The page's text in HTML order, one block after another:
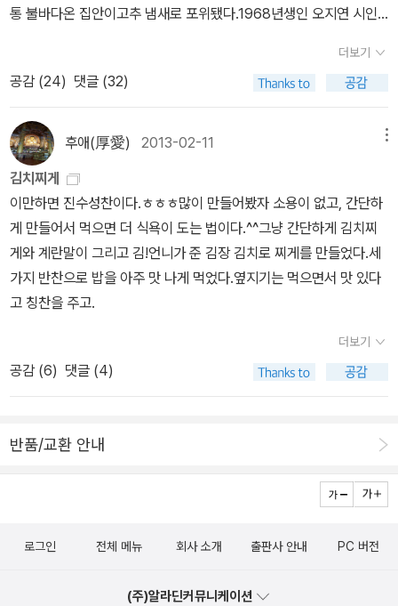
책 제목으로 시를 지으면 어떻겠느냐고 물었어요.책 제목의 글자로
가 김밥이 되었다 하고 치는 치아가 되었다가 치즈가 되었다가 했습
에~'로 미루고.. 책에서는 무술고수 고추 대원의 얼굴이 더 뾰족하고
길쭉한데 규현이는 좀 짤막했습니다.고심을 하며 지은 규현이의 독서
다행시는김- 김치를 먹으려면치- 치아가 튼튼해야돼특- 특별하게공-
공들여서 잘 닦아야 돼대- 대충하지 말고!!고추 대원이 무술고수가 아
니라 치과의사샘이 되신 듯 했어요.^^
완료~~ 아이들이 좋아하는 만화들을 보면 이런 변신은 기본이다. 이
을 따라한다. 여기서 힌트를 얻은 것인가~ 아이들이 좋아하는 방법으
로 김치가 만들어지는 방법을 짧은 글로 귀에 팍팍 들어오게 설명해
놓은 점에 박수를 치고 싶다!!! 김치 특공대는 배탈, 변비,비만으로 고
생하는 친구들에게 출동해서 김치가 가지고 있는 효능으로 문제를 해
결하고 온다! 김치의 좋은 점을 아이들에게 말로 설명하면 무슨 소리
를 하는 건지 도대체 이해가 되지 않는 다는 얼굴로 쳐다볼텐데~ 오
호라~ 이렇게 아이들에게 이야기 해주면 되겠구나. 우리 아이들에게
는 비만,변비는 해당되는 내용이 아니라서 가슴에 팍팍 다가오지는
않겠지만, 배탈은 자주 나는 편이니 배탈나면 김칫국물을 먹어서 직
접 그 효능을 느껴보게 해야겠다. 김치가 이렇게 좋다는 것을 알았으
니~ 이제 김치랑 친해지는 한걸음을 내딛었다고 봐도 되겠지~ <김
치 특공대> 덕에 아이가 김치가 얼마나 좋은 음식인지 알게 되었으니
떡 본 김에 제사 지낸다고 곧바로 김치만들기에 돌입^^ 절임배추랑
~ 양념이 왕창 묻은 곳, 하나도 안 묻은 곳 ~~ 아이들의 솜씨라서 조
치 ~ 아이들이 만든 김치 보이소!!! 마지막으로 <김치 특공대> 를 즐
기는 또 다른 팁(Tip) - 우리 둘째가 찾아낸 것인데 이 책을 볼때마다
할 정도로 재미가 있나보다. 다들 한번 해보시길~~ 보슬보슬 솜처럼
에 있을까요? 손가락에서 광선이 나오고~ 눈에서 불꽃이 나오는
통 불바다​온 집안이​고추 냄새로 포위됐다.1968년생인 오지연 시인
수상한 후 동시를 계속 써오고 있다. 2003년 동시부문 새벗문학상을
비롯해 여러 상을 수상했고 2009년 개정 초초등 국어 교과서에 <버
려진 개들>과 <개날리 플루트>라는 시가 수록되기도 하였다. <김치
담그는 날>은 2013년 12월 2일자 경상일보에 발표한 동시라는데,
출간된 동시집들 중 이 시가 실려 있는 시집은 없었다.2021년 11월 2
0일 토요일. 시댁에서 월동 준비 중 하나인 김장을 했다. 올해는 50
포기. 해마다 이맘때면 한 달 내내 주말마다 김장 품앗이를 다녀야 했
다. 시댁 식구들이 엄마표 김치를 원체 좋아해 집당 30포기에서 80
포기씩(후덜덜) 김장을 했다. 그런데 여자들도 직장 전선에 뛰어들고
어머님이 연로해지면서 하나둘 김장 포기를 선언했고 올해는 우리집
과 막내네만 김치를 담근다. 옆지기와 막내 아가씨는 앞으로 30년 이
상 김장을 할 것 같다. 김치 욕심이 드글드글하고, 엄마표 김장에 목을
매기 때문이다.김치는 속에 들어가는 양념만큼 사랑과 정성이 듬뿍
우 씻어 채 썰기, 갓 씻어 싹둑 썰기, 쪽파 껍질 까서 씻은 후 대가리
다), 배추에 양념 발라 김치통에 차곡차곡 쌓기, 김치통들 김치냉장고
에 넣기. 여기까지는 내가 본 과정이다. 그러나 이 과정에는 맛난 양념
을 만들어 주기 위한 시어머님의 보이지 않는 노고는 빠져 있다. 마늘
등등등. 시어머니는 올해 팔순이시다. 허리와 어깨 수술까지 하신 분
더보기
공감 (24) 댓글 (32)
후애(厚愛) 2013-02-11
김치찌게
이만하면 진수성찬이다.ㅎㅎㅎ많이 만들어봤자 소용이 없고, 간단하
게 만들어서 먹으면 더 식욕이 도는 법이다.^^그냥 간단하게 김치찌
게와 계란말이 그리고 김!언니가 준 김장 김치로 찌게를 만들었다.세
가지 반찬으로 밥을 아주 맛 나게 먹었다.옆지기는 먹으면서 맛 있다
더보기
공감 (6) 댓글 (4)
반품/교환 안내
로그인 전체 메뉴 회사 소개 출판사 안내 PC 버전
(주)알라딘커뮤니케이션